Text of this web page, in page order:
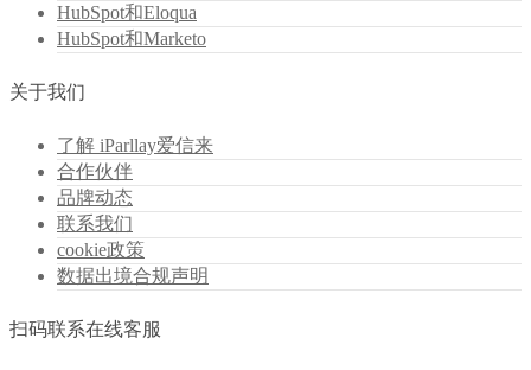
HubSpot和Eloqua
HubSpot和Marketo
关于我们
了解 iParllay爱信来
合作伙伴
品牌动态
联系我们
cookie政策
数据出境合规声明
扫码联系在线客服